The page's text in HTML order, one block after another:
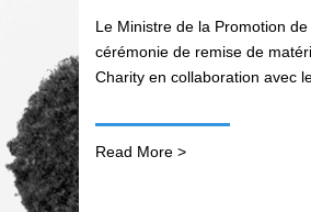
Le Ministre de la Promotion
cérémonie de remise de
Charity en collaboration avec
Read More >